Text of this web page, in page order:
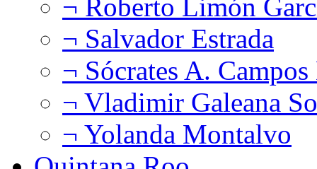
¬ Roberto Limón
¬ Salvador Estrada
¬ Sócrates A.
¬ Vladimir Galeana
¬ Yolanda Montalvo